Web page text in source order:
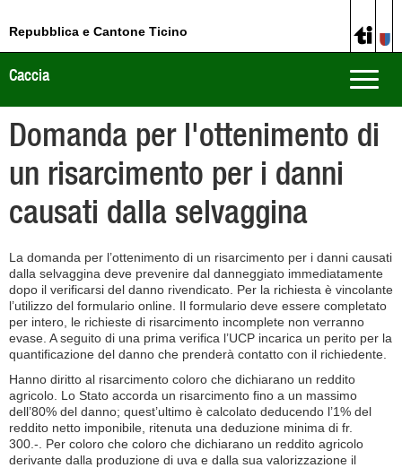
Repubblica e Cantone Ticino
Toggle
Caccia
Domanda per l'ottenimento di
un risarcimento per i danni
causati dalla selvaggina
La domanda per l’ottenimento di un risarcimento per i danni causati
dalla selvaggina deve prevenire dal danneggiato immediatamente
dopo il verificarsi del danno rivendicato. Per la richiesta è vincolante
l’utilizzo del formulario online. Il formulario deve essere completato
per intero, le richieste di risarcimento incomplete non verranno
evase. A seguito di una prima verifica l’UCP incarica un perito per la
quantificazione del danno che prenderà contatto con il richiedente.
Hanno diritto al risarcimento coloro che dichiarano un reddito
agricolo. Lo Stato accorda un risarcimento fino a un massimo
dell’80% del danno; quest’ultimo è calcolato deducendo l’1% del
reddito netto imponibile, ritenuta una deduzione minima di fr.
300.-. Per coloro che coloro che dichiarano un reddito agricolo
derivante dalla produzione di uva e dalla sua valorizzazione il